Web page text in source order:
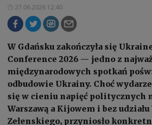
27.06.2026 12:40
W Gdańsku zakończyła się
Conference 2026 — jedno z
międzynarodowych spotkań
odbudowie Ukrainy. Choć
się w cieniu napięć politycznych
Warszawą a Kijowem i bez udziału
Zełenskiego, przyniosło